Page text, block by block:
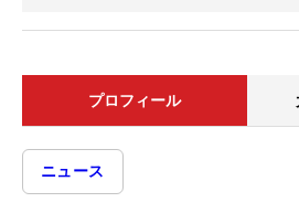
プロフィール
ニュース